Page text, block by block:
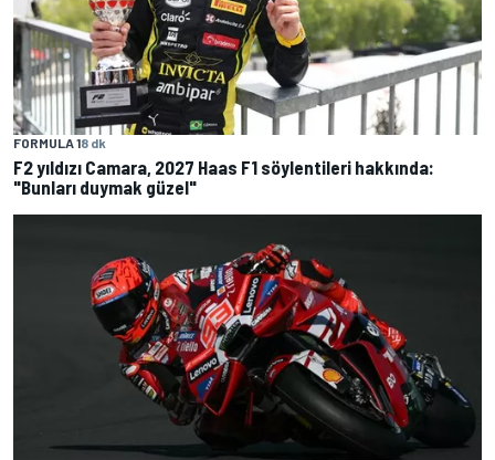
FORMULA 18 dk
F2 yıldızı Camara, 2027 Haas F1 söylentileri hakkında:
"Bunları duymak güzel"